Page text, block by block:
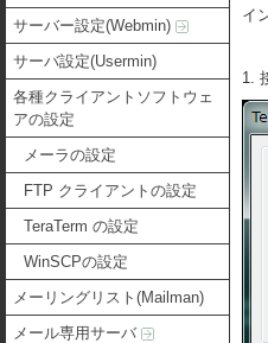
サーバー設定(Webmin)
サーバ設定(Usermin)
各種クライアントソフトウェ
アの設定
メーラの設定
FTP クライアントの設定
TeraTerm の設定
WinSCPの設定
メーリングリスト(Mailman)
メール専用サーバ
イ
1.